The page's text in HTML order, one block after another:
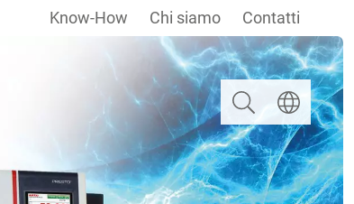
Know-How Chi siamo Contatti
Ricerca Selezionare